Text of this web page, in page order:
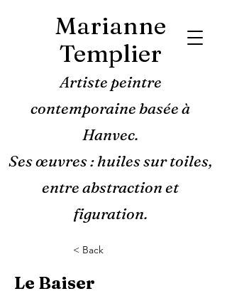
Marianne
Templier
Artiste peintre
contemporaine basée à
Hanvec.
Ses œuvres : huiles sur toiles,
entre abstraction et
figuration.
< Back
Le Baiser